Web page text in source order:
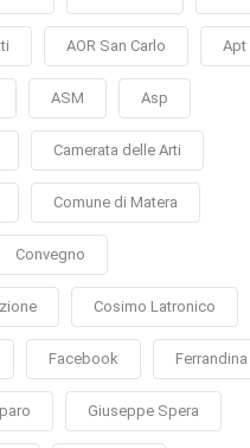
AOR San Carlo Apt
ASM Asp
Camerata delle Arti
Comune di Matera
Convegno
Cosimo Latronico
Facebook Ferrandina
Giuseppe Spera